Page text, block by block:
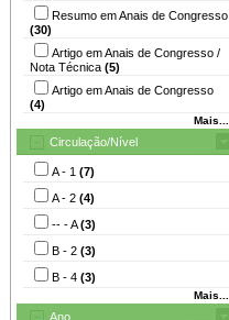
Resumo em Anais de Congresso
(30)
Artigo em Anais de Congresso /
Nota Técnica (5)
Artigo em Anais de Congresso
(4)
Mais...
Circulação/Nível
A - 1 (7)
A - 2 (4)
-- - A(3)
B - 2 (3)
B - 4 (3)
Mais...
Ano